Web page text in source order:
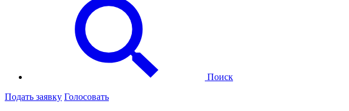
Поиск
Подать заявку Голосовать